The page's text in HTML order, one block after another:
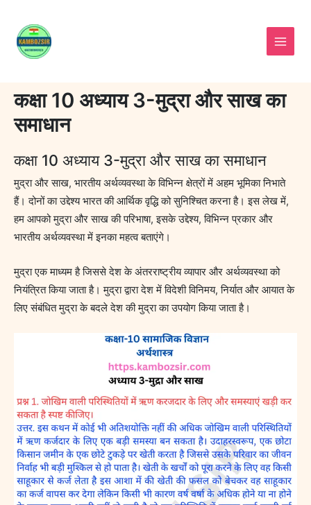
content
कक्षा 10 अध्याय 3-मुद्रा और साख का
समाधान
कक्षा 10 अध्याय 3-मुद्रा और साख का समाधान
मुद्रा और साख, भारतीय अर्थव्यवस्था के विभिन्न क्षेत्रों में अहम भूमिका निभाते
हैं। दोनों का उद्देश्य भारत की आर्थिक वृद्धि को सुनिश्चित करना है। इस लेख में,
हम आपको मुद्रा और साख की परिभाषा, इसके उद्देश्य, विभिन्न प्रकार और
भारतीय अर्थव्यवस्था में इनका महत्व बताएंगे।
मुद्रा एक माध्यम है जिससे देश के अंतरराष्ट्रीय व्यापार और अर्थव्यवस्था को
नियंत्रित किया जाता है। मुद्रा द्वारा देश में विदेशी विनिमय, निर्यात और आयात के
लिए संबंधित मुद्रा के बदले देश की मुद्रा का उपयोग किया जाता है।